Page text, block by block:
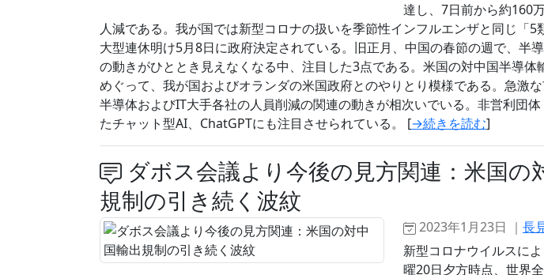
達し、7日前から約160
人減である。我が国では新型コロナの扱いを季節性インフルエンザと同じ「5
大型連休明け5月8日に政府決定されている。旧正月、中国の春節の週で、半
の動きがひととき見えなくなる中、注目した3点である。米国の対中国半導体
めぐって、我が国およびオランダの米国政府とのやりとり模様である。急激な
半導体およびIT大手各社の人員削減の関連の動きが相次いでいる。非営利団
たチャット型AI、ChatGPTにも注目させられている。 [→続きを読む]
ダボス会議より今後の見方関連：米国の
規制の引き続く波紋
2023年1月23日 ｜ 長
新型コロナウイルスに
曜20日夕方時点、世界